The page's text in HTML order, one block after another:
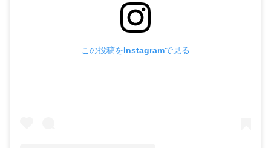
この投稿をInstagramで見る